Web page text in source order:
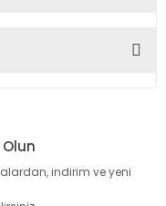
indirim ve yeni